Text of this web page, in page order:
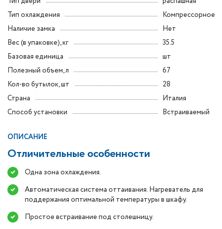
Тип охлаждения
Компрессорное
Наличие замка
Нет
Вес (в упаковке), кг
35.5
Базовая единица
шт
Полезный объем, л
67
Кол-во бутылок, шт
28
Страна
Италия
Способ установки
Встраиваемый
ОПИСАНИЕ
Отличительные особенности
Одна зона охлаждения.
Автоматическая система оттаивания. Нагреватель для
поддержания оптимальной температуры в шкафу.
Простое встраивание под столешницу.